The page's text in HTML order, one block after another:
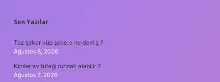
SIDEBAR
Son Yazılar
Toz şeker küp şekere ne demiş ?
Ağustos 8, 2026
Kimler av tüfeği ruhsatı alabilir ?
Ağustos 7, 2026